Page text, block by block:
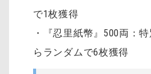
で1枚獲得
・『忍里紙幣』500両：
らランダムで6枚獲得